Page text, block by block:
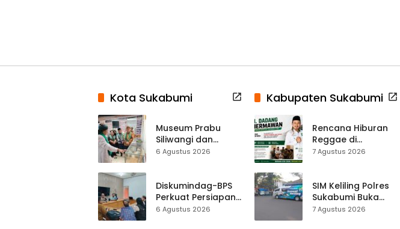
Kota Sukabumi
Museum Prabu
Siliwangi dan
Museum Keramik
Hampir 500 Koleksi
Dipisahkan
6 Agustus 2026
Diskumindag-BPS
Perkuat Persiapan
Sensus Ekonomi,
6 Agustus 2026
Kabupaten Sukabumi
Rencana Hiburan
Reggae di
Purwasedar
Turun Memfasilitasi
Musyawarah
7 Agustus 2026
SIM Keliling Polres
Sukabumi Buka
Layanan di
7 Agustus 2026